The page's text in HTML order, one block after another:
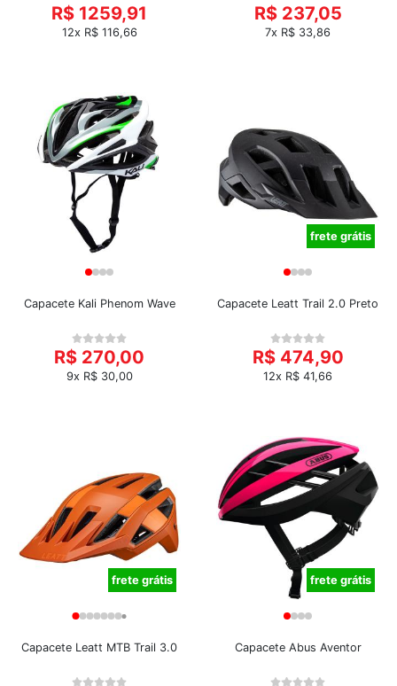
R$ 1259,91
12x R$ 116,66
R$ 237,05
7x R$ 33,86
Capacete Kali Phenom Wave
R$ 270,00
9x R$ 30,00
frete grátis
Capacete Leatt Trail 2.0 Preto
R$ 474,90
12x R$ 41,66
frete grátis
Capacete Leatt MTB Trail 3.0
frete grátis
Capacete Abus Aventor